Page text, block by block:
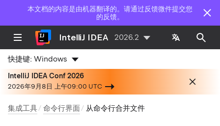
本文档的内容是由机器翻译的。请通过反馈微件提交您
的反馈。
IntelliJ IDEA 2026.2
快捷键:Windows
IntelliJ IDEA Conf 2026
2026年9月8日 上午09:00 UTC
集成工具 命令行界面 从命令行合并文件